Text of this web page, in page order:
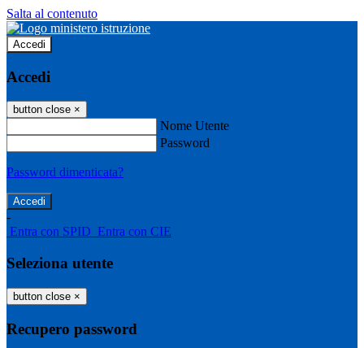
Salta al contenuto
Accedi
Accedi
button close ×
Nome Utente
Password
Password dimenticata?
-
Entra con SPID Entra con CIE
Seleziona utente
button close ×
Recupero password